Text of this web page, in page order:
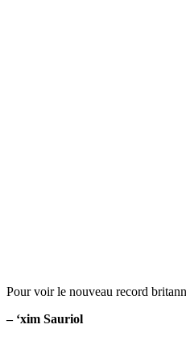
Pour voir le nouveau record
– ‘xim Sauriol